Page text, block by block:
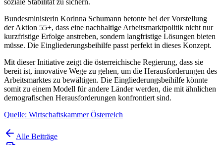
Bundesministerin Korinna Schumann betonte bei der Vorstellung
der Aktion 55+, dass eine nachhaltige Arbeitsmarktpolitik nicht nur
kurzfristige Erfolge anstreben, sondern langfristige Lösungen bieten
müsse. Die Eingliederungsbeihilfe passt perfekt in dieses Konzept.
Mit dieser Initiative zeigt die österreichische Regierung, dass sie
bereit ist, innovative Wege zu gehen, um die Herausforderungen des
Arbeitsmarktes zu bewältigen. Die Eingliederungsbeihilfe könnte
somit zu einem Modell für andere Länder werden, die mit ähnlichen
demografischen Herausforderungen konfrontiert sind.
Quelle: Wirtschaftskammer Österreich
Alle Beiträge